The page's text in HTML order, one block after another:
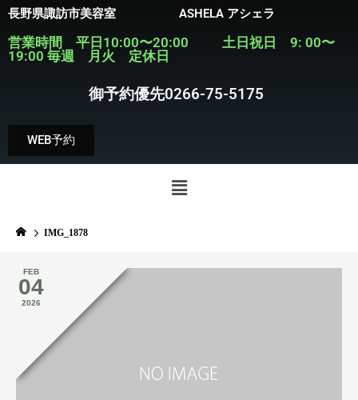
長野県諏訪市美容室 ASHELA アシェラ
営業時間 平日10:00〜20:00 土日祝日 9: 00〜
19:00 毎週 月火 定休日
御予約優先0266-75-5175
WEB予約
IMG_1878
FEB
04
2026